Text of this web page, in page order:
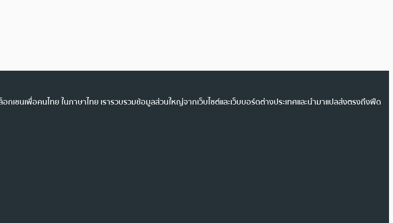
เชนเพื่อคนไทย ในภาษาไทย เรารวบรวมข้อมูลส่วนใหญ่จากเว็บไซต์และเว็บบอร์ดต่างประเทศและนำมาแปลส่งตรงถึงฟีด